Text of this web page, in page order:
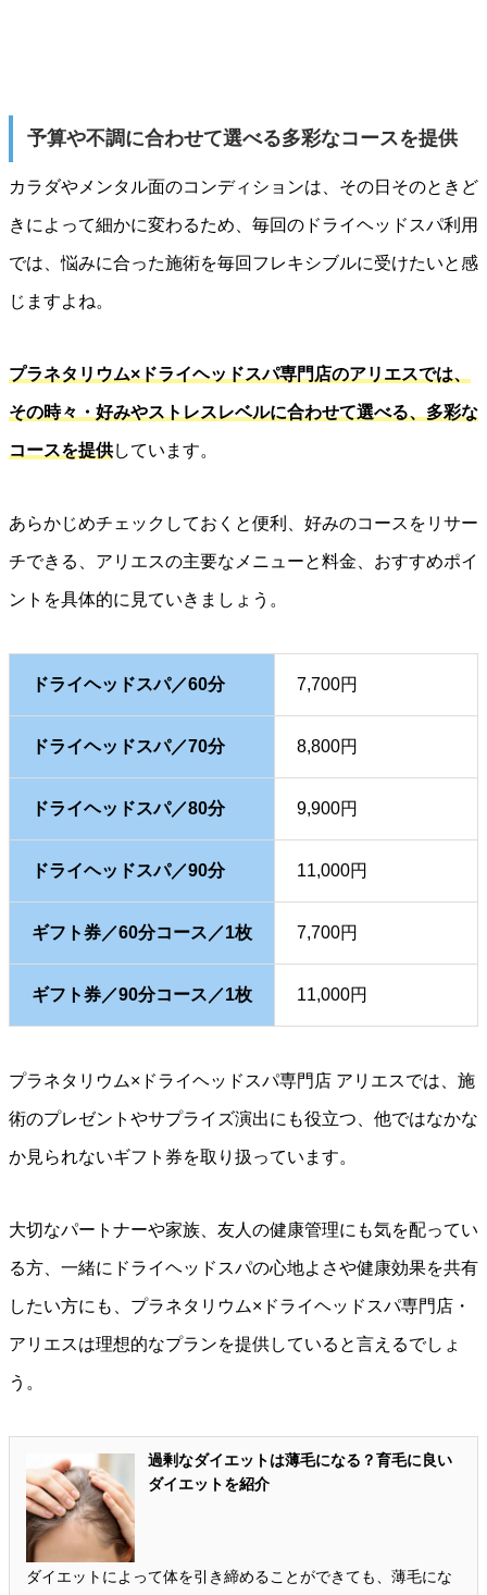
予算や不調に合わせて選べる多彩なコースを提供
カラダやメンタル面のコンディションは、その日そのときど
きによって細かに変わるため、毎回のドライヘッドスパ利用
では、悩みに合った施術を毎回フレキシブルに受けたいと感
じますよね。
プラネタリウム×ドライヘッドスパ専門店のアリエスでは、
その時々・好みやストレスレベルに合わせて選べる、多彩な
コースを提供しています。
あらかじめチェックしておくと便利、好みのコースをリサー
チできる、アリエスの主要なメニューと料金、おすすめポイ
ントを具体的に見ていきましょう。
ドライヘッドスパ／60分 7,700円
ドライヘッドスパ／70分 8,800円
ドライヘッドスパ／80分 9,900円
ドライヘッドスパ／90分 11,000円
ギフト券／60分コース／1枚 7,700円
ギフト券／90分コース／1枚 11,000円
プラネタリウム×ドライヘッドスパ専門店 アリエスでは、施
術のプレゼントやサプライズ演出にも役立つ、他ではなかな
か見られないギフト券を取り扱っています。
大切なパートナーや家族、友人の健康管理にも気を配ってい
る方、一緒にドライヘッドスパの心地よさや健康効果を共有
したい方にも、プラネタリウム×ドライヘッドスパ専門店・
アリエスは理想的なプランを提供していると言えるでしょ
う。
過剰なダイエットは薄毛になる？育毛に良い
ダイエットを紹介
ダイエットによって体を引き締めることができても、薄毛にな